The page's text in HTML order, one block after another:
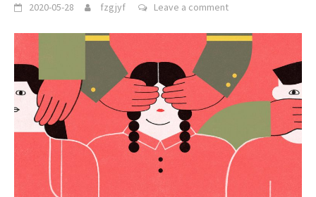
2020-05-28 fzgjyf Leave a comment